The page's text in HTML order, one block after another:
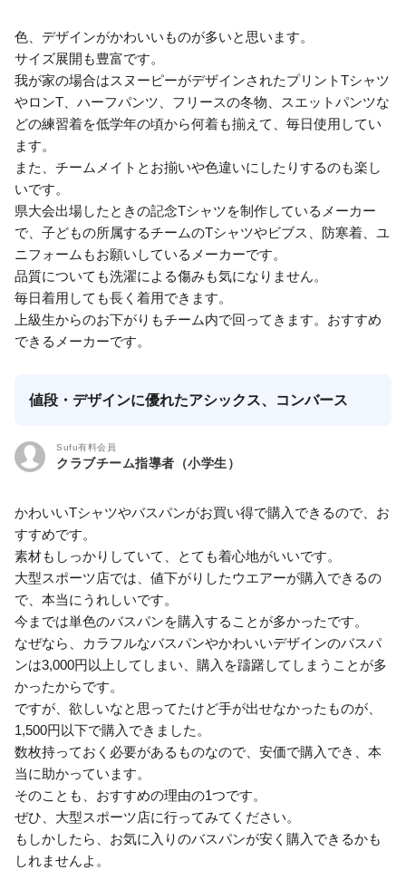
色、デザインがかわいいものが多いと思います。
サイズ展開も豊富です。
我が家の場合はスヌーピーがデザインされたプリントTシャツ
やロンT、ハーフパンツ、フリースの冬物、スエットパンツな
どの練習着を低学年の頃から何着も揃えて、毎日使用してい
ます。
また、チームメイトとお揃いや色違いにしたりするのも楽し
いです。
県大会出場したときの記念Tシャツを制作しているメーカー
で、子どもの所属するチームのTシャツやビブス、防寒着、ユ
ニフォームもお願いしているメーカーです。
品質についても洗濯による傷みも気になりません。
毎日着用しても長く着用できます。
上級生からのお下がりもチーム内で回ってきます。おすすめ
できるメーカーです。
値段・デザインに優れたアシックス、コンバース
Sufu有料会員
クラブチーム指導者（小学生）
かわいいTシャツやバスパンがお買い得で購入できるので、お
すすめです。
素材もしっかりしていて、とても着心地がいいです。
大型スポーツ店では、値下がりしたウエアーが購入できるの
で、本当にうれしいです。
今までは単色のバスパンを購入することが多かったです。
なぜなら、カラフルなバスパンやかわいいデザインのバスパ
ンは3,000円以上してしまい、購入を躊躇してしまうことが多
かったからです。
ですが、欲しいなと思ってたけど手が出せなかったものが、
1,500円以下で購入できました。
数枚持っておく必要があるものなので、安価で購入でき、本
当に助かっています。
そのことも、おすすめの理由の1つです。
ぜひ、大型スポーツ店に行ってみてください。
もしかしたら、お気に入りのバスパンが安く購入できるかも
しれませんよ。